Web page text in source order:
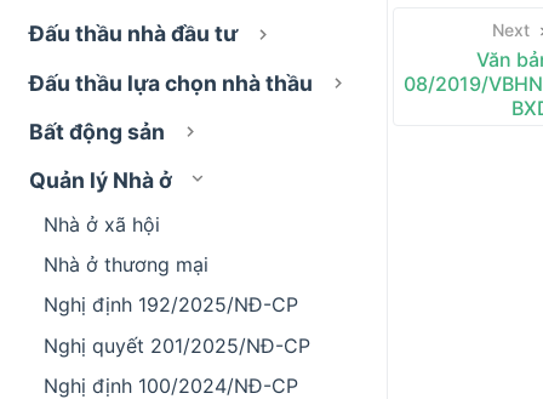
Đấu thầu nhà đầu tư
Đấu thầu lựa chọn nhà thầu
Bất động sản
Quản lý Nhà ở
Nhà ở xã hội
Nhà ở thương mại
Nghị định 192/2025/NĐ-CP
Nghị quyết 201/2025/NĐ-CP
Nghị định 100/2024/NĐ-CP
Next
Văn
08/2019/